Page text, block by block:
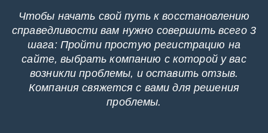
Чтобы начать свой путь к восстановлению
справедливости вам нужно совершить всего 3
шага: Пройти простую регистрацию на
сайте, выбрать компанию с которой у вас
возникли проблемы, и оставить отзыв.
Компания свяжется с вами для решения
проблемы.